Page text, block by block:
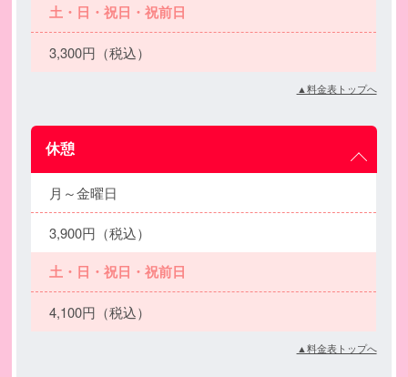
土・日・祝日・祝前日
3,300円（税込）
▲料金表トップへ
休憩
月～金曜日
3,900円（税込）
土・日・祝日・祝前日
4,100円（税込）
▲料金表トップへ